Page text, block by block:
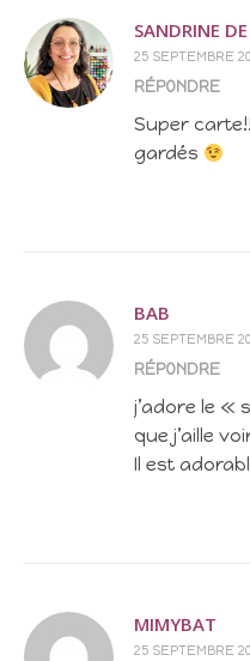
SANDRINE
25 SEPTEMBRE
RÉPONDRE
Super
gardés
BAB
25 SEPTEMBRE
RÉPONDRE
j’adore le «
que j’aille
Il est
MIMYBAT
25 SEPTEMBRE